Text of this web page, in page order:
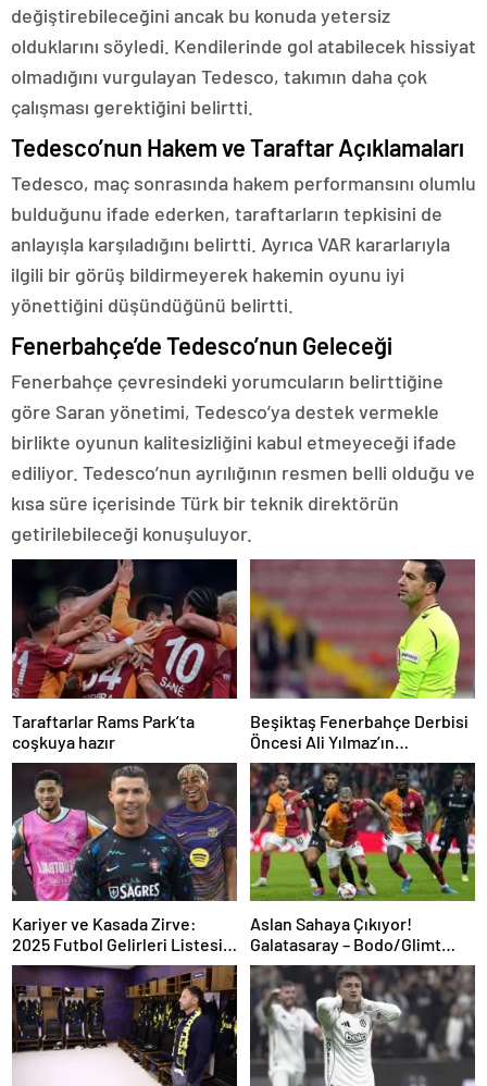
değiştirebileceğini ancak bu konuda yetersiz
olduklarını söyledi. Kendilerinde gol atabilecek hissiyat
olmadığını vurgulayan Tedesco, takımın daha çok
çalışması gerektiğini belirtti.
Tedesco’nun Hakem ve Taraftar Açıklamaları
Tedesco, maç sonrasında hakem performansını olumlu
bulduğunu ifade ederken, taraftarların tepkisini de
anlayışla karşıladığını belirtti. Ayrıca VAR kararlarıyla
ilgili bir görüş bildirmeyerek hakemin oyunu iyi
yönettiğini düşündüğünü belirtti.
Fenerbahçe’de Tedesco’nun Geleceği
Fenerbahçe çevresindeki yorumcuların belirttiğine
göre Saran yönetimi, Tedesco’ya destek vermekle
birlikte oyunun kalitesizliğini kabul etmeyeceği ifade
ediliyor. Tedesco’nun ayrılığının resmen belli olduğu ve
kısa süre içerisinde Türk bir teknik direktörün
getirilebileceği konuşuluyor.
Taraftarlar Rams Park’ta
coşkuya hazır
Beşiktaş Fenerbahçe Derbisi
Öncesi Ali Yılmaz’ın
Performans Değerlendirmesi
Kariyer ve Kasada Zirve:
2025 Futbol Gelirleri Listesi
Şaşırttı!
Aslan Sahaya Çıkıyor!
Galatasaray – Bodo/Glimt
Maçı Öncesi Son Durum